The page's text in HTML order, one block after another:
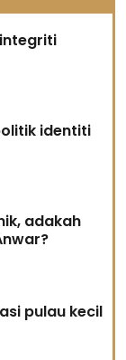
identiti
adakah
pulau kecil